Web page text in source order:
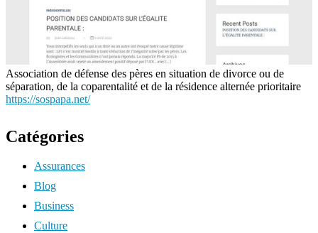
Association de défense des pères en situation de divorce ou de
séparation, de la coparentalité et de la résidence alternée prioritaire
https://sospapa.net/
Catégories
Assurances
Blog
Business
Culture